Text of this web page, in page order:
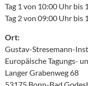
Tag 1 von 10:00 Uhr bis
Tag 2 von 09:00 Uhr bis
Ort:
Gustav-Stresemann-
Europäische Tagungs-
Langer Grabenweg 68